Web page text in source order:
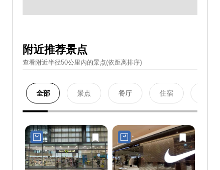
附近推荐景点
查看附近半径50公里內的景点(依距离排序)
全部 景点 餐厅 住宿